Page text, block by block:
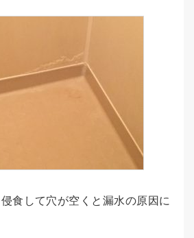
食して穴が空くと漏水の原因に